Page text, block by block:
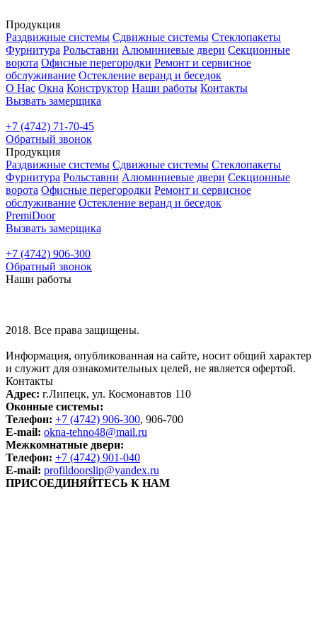
Продукция
Раздвижные системы Сдвижные системы Стеклопакеты
Фурнитура Рольставни Алюминиевые двери Секционные
ворота Офисные перегородки Ремонт и сервисное
обслуживание Остекление веранд и беседок
О Нас Окна Конструктор Наши работы Контакты
Вызвать замерщика
+7 (4742) 71-70-45
Обратный звонок
Продукция
Раздвижные системы Сдвижные системы Стеклопакеты
Фурнитура Рольставни Алюминиевые двери Секционные
ворота Офисные перегородки Ремонт и сервисное
обслуживание Остекление веранд и беседок
PremiDoor
Вызвать замерщика
+7 (4742) 906-300
Обратный звонок
Наши работы
2018. Все права защищены.
Информация, опубликованная на сайте, носит общий характер
и служит для ознакомительных целей, не является офертой.
Контакты
Адрес: г.Липецк, ул. Космонавтов 110
Оконные системы:
Телефон: +7 (4742) 906-300, 906-700
E-mail: okna-tehno48@mail.ru
Межкомнатные двери:
Телефон: +7 (4742) 901-040
E-mail: profildoorslip@yandex.ru
ПРИСОЕДИНЯЙТЕСЬ К НАМ